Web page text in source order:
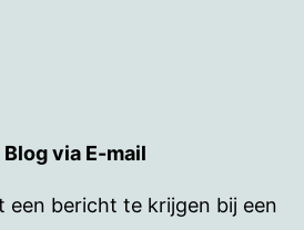
via E-mail
een bericht te krijgen bij een